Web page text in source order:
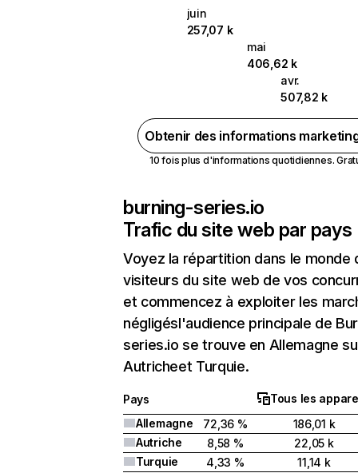
juin
257,07 k
mai
406,62 k
avr.
507,82 k
Obtenir des informations
10 fois plus d'informations quotidiennes.
burning-series.io
Trafic du site web par pays
Voyez la répartition dans le monde
visiteurs du site web de vos
et commencez à exploiter les
négligésl'audience principale de
series.io se trouve en Allemagne
Autricheet Turquie.
Pays
Tous les
Allemagne
72,36 %
186,01 k
Autriche
8,58 %
22,05 k
Turquie
4,33 %
11,14 k